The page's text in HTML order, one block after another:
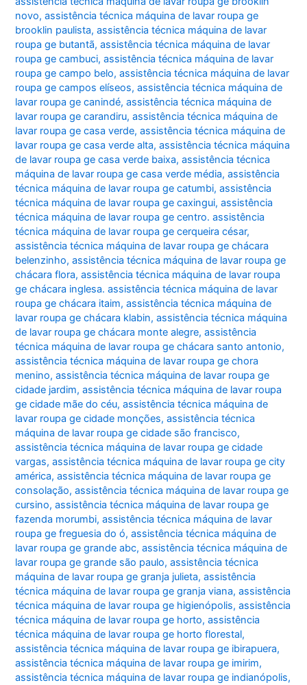
novo,assistência técnica máquina de lavar roupa ge
brooklin paulista,assistência técnica máquina de lavar
roupa ge butantã,assistência técnica máquina de lavar
roupa ge cambuci,assistência técnica máquina de lavar
roupa ge campo belo,assistência técnica máquina de lavar
roupa ge campos elíseos,assistência técnica máquina de
lavar roupa ge canindé,assistência técnica máquina de
lavar roupa ge carandiru,assistência técnica máquina de
lavar roupa ge casa verde,assistência técnica máquina de
lavar roupa ge casa verde alta,assistência técnica máquina
de lavar roupa ge casa verde baixa,assistência técnica
máquina de lavar roupa ge casa verde média,assistência
técnica máquina de lavar roupa ge catumbi,assistência
técnica máquina de lavar roupa ge caxingui,assistência
técnica máquina de lavar roupa ge centro. assistência
técnica máquina de lavar roupa ge cerqueira césar,
assistência técnica máquina de lavar roupa ge chácara
belenzinho,assistência técnica máquina de lavar roupa ge
chácara flora,assistência técnica máquina de lavar roupa
ge chácara inglesa. assistência técnica máquina de lavar
roupa ge chácara itaim,assistência técnica máquina de
lavar roupa ge chácara klabin,assistência técnica máquina
de lavar roupa ge chácara monte alegre,assistência
técnica máquina de lavar roupa ge chácara santo antonio,
assistência técnica máquina de lavar roupa ge chora
menino,assistência técnica máquina de lavar roupa ge
cidade jardim,assistência técnica máquina de lavar roupa
ge cidade mãe do céu,assistência técnica máquina de
lavar roupa ge cidade monções,assistência técnica
máquina de lavar roupa ge cidade são francisco,
assistência técnica máquina de lavar roupa ge cidade
vargas,assistência técnica máquina de lavar roupa ge city
américa,assistência técnica máquina de lavar roupa ge
consolação,assistência técnica máquina de lavar roupa ge
cursino,assistência técnica máquina de lavar roupa ge
fazenda morumbi,assistência técnica máquina de lavar
roupa ge freguesia do ó,assistência técnica máquina de
lavar roupa ge grande abc,assistência técnica máquina de
lavar roupa ge grande são paulo,assistência técnica
máquina de lavar roupa ge granja julieta,assistência
técnica máquina de lavar roupa ge granja viana,assistência
técnica máquina de lavar roupa ge higienópolis,assistência
técnica máquina de lavar roupa ge horto,assistência
técnica máquina de lavar roupa ge horto florestal,
assistência técnica máquina de lavar roupa ge ibirapuera,
assistência técnica máquina de lavar roupa ge imirim,
assistência técnica máquina de lavar roupa ge indianópolis,